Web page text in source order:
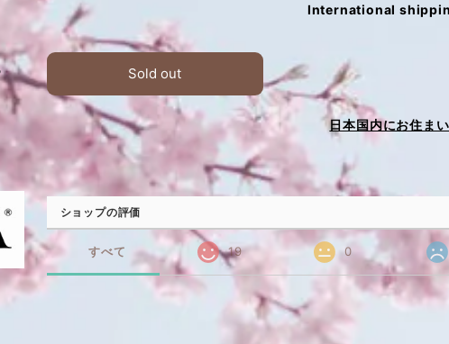
International
Sold out
日本国内にお住ま
ショップの評価
すべて 19 0